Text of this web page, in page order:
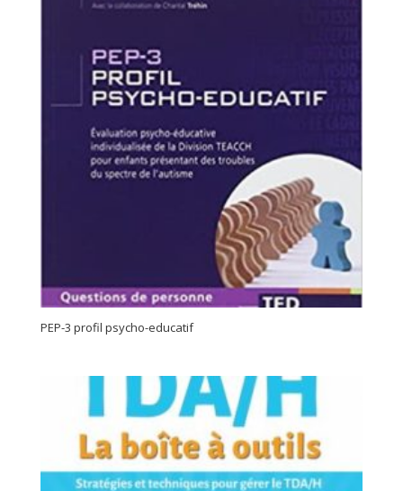
PEP-3 profil psycho-educatif